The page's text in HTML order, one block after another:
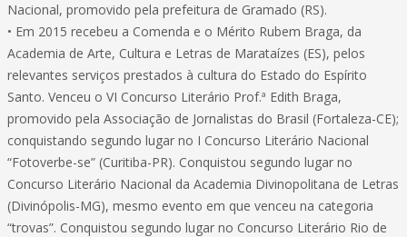
Nacional, promovido pela prefeitura de Gramado (RS).
• Em 2015 recebeu a Comenda e o Mérito Rubem Braga, da
Academia de Arte, Cultura e Letras de Marataízes (ES), pelos
relevantes serviços prestados à cultura do Estado do Espírito
Santo. Venceu o VI Concurso Literário Prof.ª Edith Braga,
promovido pela Associação de Jornalistas do Brasil (Fortaleza-CE);
conquistando segundo lugar no I Concurso Literário Nacional
“Fotoverbe-se” (Curitiba-PR). Conquistou segundo lugar no
Concurso Literário Nacional da Academia Divinopolitana de Letras
(Divinópolis-MG), mesmo evento em que venceu na categoria
“trovas”. Conquistou segundo lugar no Concurso Literário Rio de